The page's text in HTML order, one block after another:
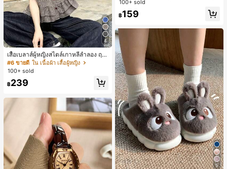
4
เสื้อเบลาส์ผู้หญิงสไตล์เกาหลีลำลอง ฤดู
ใบไม้ผลิ/ฤดูร้อนใหม่ ชายระบาย ชิคแล
ะหรูหรา
#6 ขายดี ใน เนื้อผ้า เสื้อผู้หญิง
100+ sold
฿239
ายพิมพ์แมวน่ารัก, เสื้อสำหรับออกไปเที่
ยวฤดูร้อน, ดีไซน์กราฟิก, ความรู้สึกพรีเ
มียม, ลำลองอเนกประสงค์, สวมใส่ประ
เสื้อผ้ากลางแจ้ง
100+ sold
฿159
5